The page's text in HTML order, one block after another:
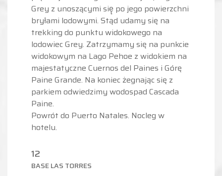
Grey z unoszącymi się̨ po jego powierzchni
bryłami lodowymi. Stąd udamy się na
trekking do punktu widokowego na
lodowiec Grey. Zatrzymamy się na punkcie
widokowym na Lago Pehoe z widokiem na
majestatyczne Cuernos del Paines i Górę
Paine Grande. Na koniec żegnając się z
parkiem odwiedzimy wodospad Cascada
Paine.
Powrót do Puerto Natales. Nocleg w
hotelu.
12
BASE LAS TORRES